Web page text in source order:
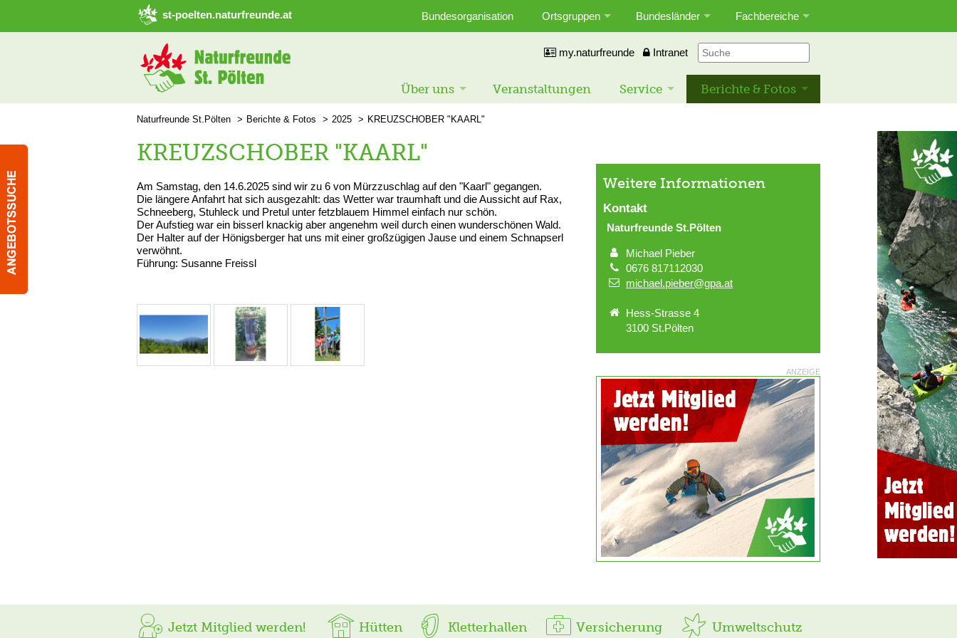
➜ Hauptregion der Seite anspringen
st-poelten.naturfreunde.at Bundesorganisation Ortsgruppen Bundesländer Fachbereiche
my.naturfreunde Intranet
Über uns Veranstaltungen Service Berichte & Fotos
Naturfreunde St.Pölten Berichte & Fotos 2025 KREUZSCHOBER "KAARL"
KREUZSCHOBER "KAARL"
Am Samstag, den 14.6.2025 sind wir zu 6 von Mürzzuschlag auf den "Kaarl" gegangen.
Die längere Anfahrt hat sich ausgezahlt: das Wetter war traumhaft und die Aussicht auf Rax,
Schneeberg, Stuhleck und Pretul unter fetzblauem Himmel einfach nur schön.
Der Aufstieg war ein bisserl knackig aber angenehm weil durch einen wunderschönen Wald.
Der Halter auf der Hönigsberger hat uns mit einer großzügigen Jause und einem Schnapserl
verwöhnt.
Führung: Susanne Freissl
Weitere Informationen
Kontakt
Naturfreunde St.Pölten
Michael Pieber
0676 817112030
michael.pieber@gpa.at
Hess-Strasse 4
3100 St.Pölten
ANZEIGE
Jetzt Mitglied werden! Hütten Kletterhallen Versicherung Umweltschutz